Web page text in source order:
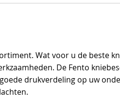
Wat voor u de beste
De Fento
drukverdeling op uw